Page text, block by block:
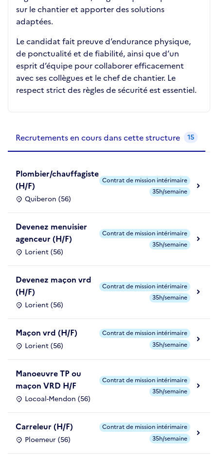
sur le chantier et apporter des solutions
adaptées.
Le candidat fait preuve d’endurance physique,
de ponctualité et de fiabilité, ainsi que d’un
esprit d’équipe pour collaborer efficacement
avec ses collègues et le chef de chantier. Le
respect strict des règles de sécurité est essentiel.
Recrutements en cours dans cette structure 15
Plombier/chauffagiste
(H/F)
Quiberon (56)
Contrat de mission intérimaire
35h/semaine
Devenez menuisier
agenceur (H/F)
Lorient (56)
Contrat de mission intérimaire
35h/semaine
Devenez maçon vrd
(H/F)
Lorient (56)
Contrat de mission intérimaire
35h/semaine
Maçon vrd (H/F)
Lorient (56)
Contrat de mission intérimaire
35h/semaine
Manoeuvre TP ou
maçon VRD H/F
Locoal-Mendon (56)
Contrat de mission intérimaire
35h/semaine
Carreleur (H/F)
Ploemeur (56)
Contrat de mission intérimaire
35h/semaine